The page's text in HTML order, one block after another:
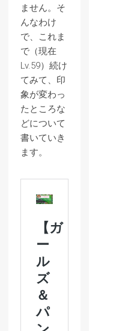
ません。そ
んなわけ
で、これま
で（現在
Lv.59）続け
てみて、印
象が変わっ
たところな
どについて
書いていき
ます。